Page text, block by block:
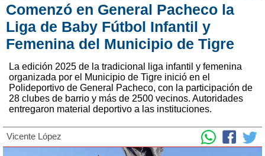
Comenzó en General Pacheco la
Liga de Baby Fútbol Infantil y
Femenina del Municipio de Tigre
La edición 2025 de la tradicional liga infantil y femenina
organizada por el Municipio de Tigre inició en el
Polideportivo de General Pacheco, con la participación de
28 clubes de barrio y más de 2500 vecinos. Autoridades
entregaron material deportivo a las instituciones.
Vicente López